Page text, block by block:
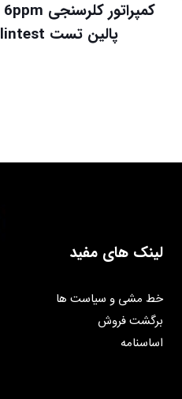
پالین تست Palintest
لینک های مفید
خط مشی و سیاست ها
برگشت فروش
اساسنامه